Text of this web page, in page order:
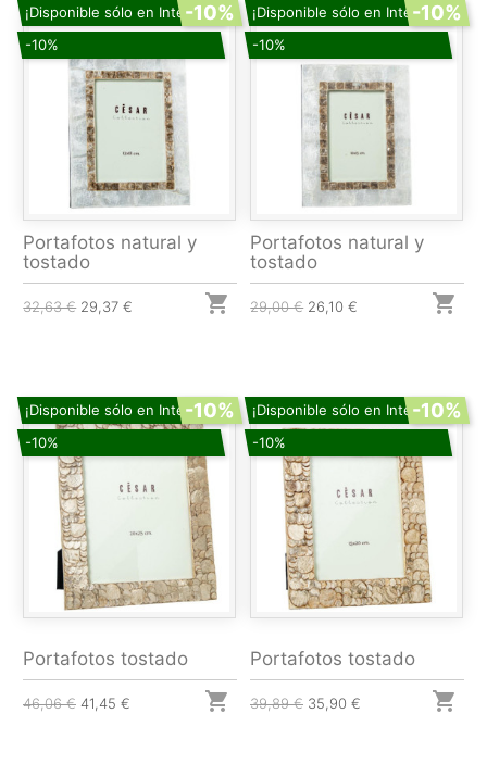
¡Disponible sólo en Internet!
-10%
-10%
Portafotos natural y
tostado
32,63 € 29,37 € 
¡Disponible sólo en Internet!
-10%
-10%
Portafotos natural y
tostado
29,00 € 26,10 € 
¡Disponible sólo en Internet!
-10%
-10%
Portafotos tostado
46,06 € 41,45 € 
¡Disponible sólo en Internet!
-10%
-10%
Portafotos tostado
39,89 € 35,90 € 